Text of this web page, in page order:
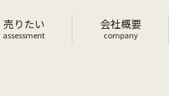
売りたい
assessment
会社概要
company